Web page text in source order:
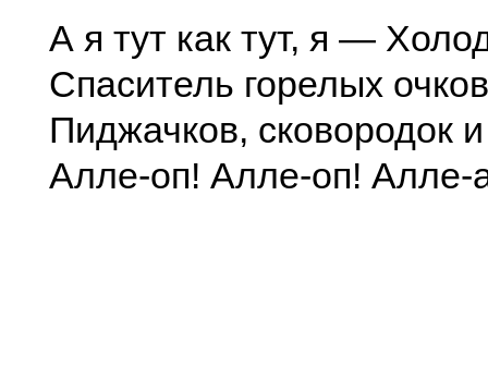
А я тут как тут, я —
Спаситель горелых
Пиджачков, сковородок
Алле-оп! Алле-оп! Алле-